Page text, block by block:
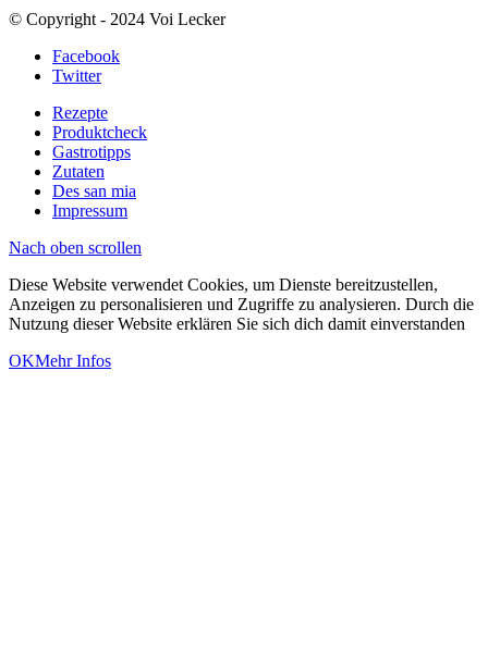
© Copyright - 2024 Voi Lecker
Facebook
Twitter
Rezepte
Produktcheck
Gastrotipps
Zutaten
Des san mia
Impressum
Nach oben scrollen
Diese Website verwendet Cookies, um Dienste bereitzustellen,
Anzeigen zu personalisieren und Zugriffe zu analysieren. Durch die
Nutzung dieser Website erklären Sie sich dich damit einverstanden
OKMehr Infos